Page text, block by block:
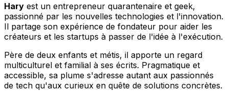
Hary est un entrepreneur quarantenaire et geek,
passionné par les nouvelles technologies et l'innovation.
Il partage son expérience de fondateur pour aider les
créateurs et les startups à passer de l'idée à l'exécution.
Père de deux enfants et métis, il apporte un regard
multiculturel et familial à ses écrits. Pragmatique et
accessible, sa plume s'adresse autant aux passionnés
de tech qu'aux curieux en quête de solutions concrètes.